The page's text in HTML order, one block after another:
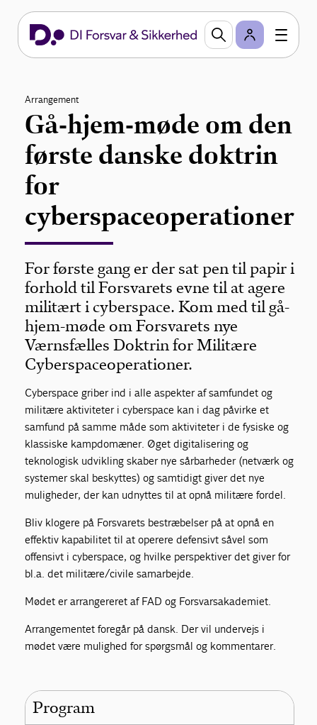
Arrangement
Gå-hjem-møde om den
første danske doktrin
for
cyberspaceoperationer
For første gang er der sat pen til papir i
forhold til Forsvarets evne til at agere
militært i cyberspace. Kom med til gå-
hjem-møde om Forsvarets nye
Værnsfælles Doktrin for Militære
Cyberspaceoperationer.
Cyberspace griber ind i alle aspekter af samfundet og
militære aktiviteter i cyberspace kan i dag påvirke et
samfund på samme måde som aktiviteter i de fysiske og
klassiske kampdomæner. Øget digitalisering og
teknologisk udvikling skaber nye sårbarheder (netværk og
systemer skal beskyttes) og samtidigt giver det nye
muligheder, der kan udnyttes til at opnå militære fordel.
Bliv klogere på Forsvarets bestræbelser på at opnå en
effektiv kapabilitet til at operere defensivt såvel som
offensivt i cyberspace, og hvilke perspektiver det giver for
bl.a. det militære/civile samarbejde.
Mødet er arrangereret af FAD og Forsvarsakademiet.
Arrangementet foregår på dansk. Der vil undervejs i
mødet være mulighed for spørgsmål og kommentarer.
Program